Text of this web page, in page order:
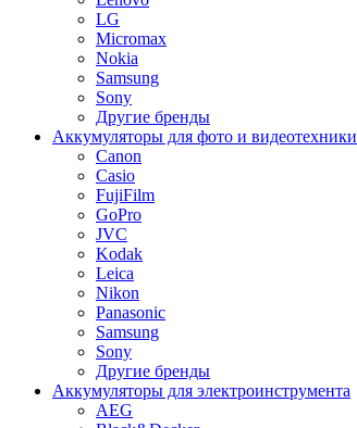
LG
Micromax
Nokia
Samsung
Sony
Другие бренды
Аккумуляторы для фото и видеотехники
Canon
Casio
FujiFilm
GoPro
JVC
Kodak
Leica
Nikon
Panasonic
Samsung
Sony
Другие бренды
Аккумуляторы для электроинструмента
AEG